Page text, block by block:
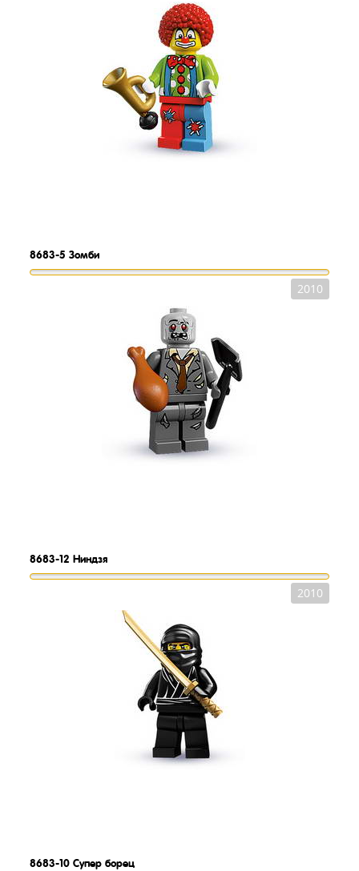
8683-5 Зомби
2010
8683-12 Ниндзя
2010
8683-10 Супер борец